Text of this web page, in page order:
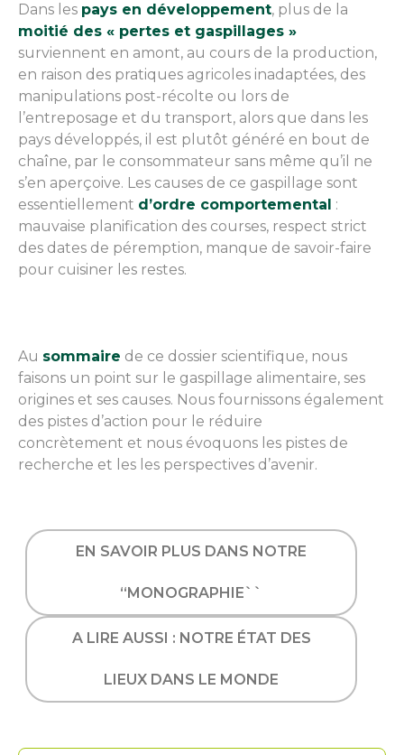
Dans les pays en développement, plus de la
moitié des « pertes et gaspillages »
surviennent en amont, au cours de la production,
en raison des pratiques agricoles inadaptées, des
manipulations post-récolte ou lors de
l’entreposage et du transport, alors que dans les
pays développés, il est plutôt généré en bout de
chaîne, par le consommateur sans même qu’il ne
s’en aperçoive. Les causes de ce gaspillage sont
essentiellement d’ordre comportemental :
mauvaise planification des courses, respect strict
des dates de péremption, manque de savoir-faire
pour cuisiner les restes.
Au sommaire de ce dossier scientifique, nous
faisons un point sur le gaspillage alimentaire, ses
origines et ses causes. Nous fournissons également
des pistes d’action pour le réduire
concrètement et nous évoquons les pistes de
recherche et les les perspectives d’avenir.
EN SAVOIR PLUS DANS NOTRE
“MONOGRAPHIE``
A LIRE AUSSI : NOTRE ÉTAT DES
LIEUX DANS LE MONDE